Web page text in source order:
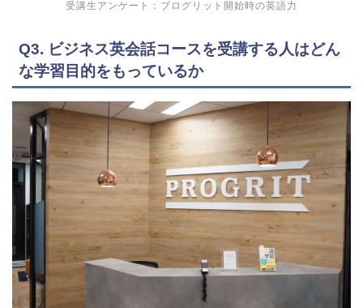
受講生アンケート：プログリット開始時の英語力
Q3. ビジネス英会話コースを受講する人はどん
な学習目的をもっているか